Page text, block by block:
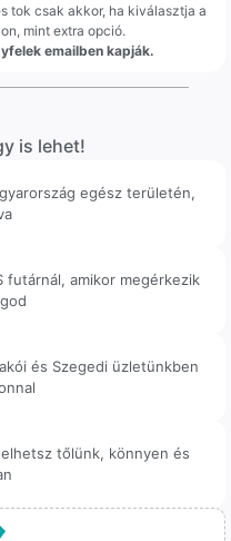
tok csak akkor, ha kiválasztja a
mint extra opció.
emailben kapják.
is lehet!
egész területén,
futárnál, amikor megérkezik
és Szegedi üzletünkben
tőlünk, könnyen és